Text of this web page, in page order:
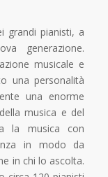
grandi pianisti, a
generazione.
musicale e
una personalità
una enorme
musica e del
la musica con
in modo da
in chi lo ascolta.